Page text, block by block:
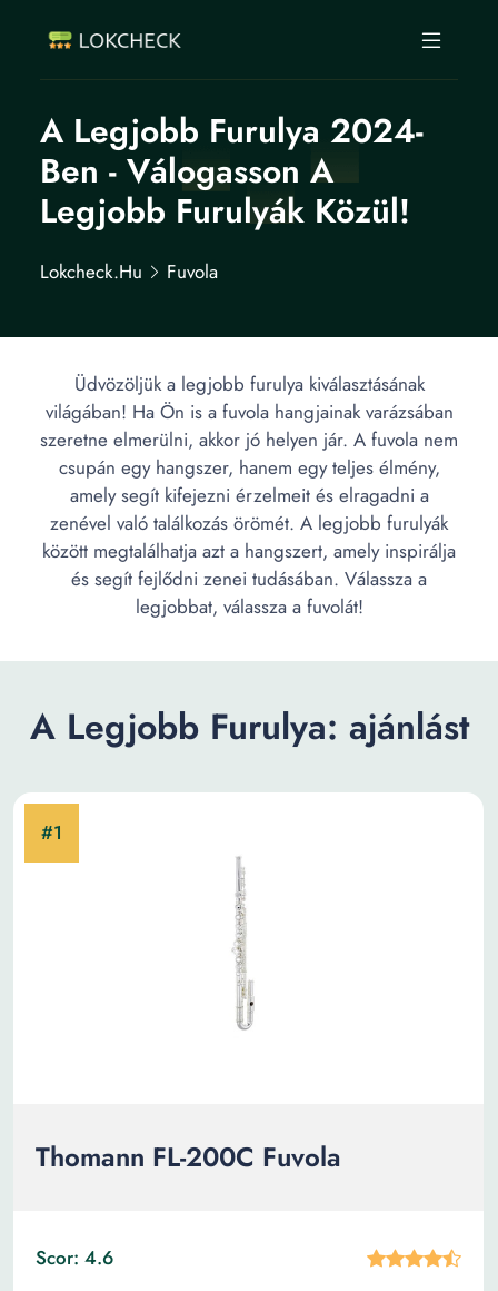
A Legjobb Furulya 2024-
Ben - Válogasson A
Legjobb Furulyák Közül!
Lokcheck.hu Fuvola
Üdvözöljük a legjobb furulya kiválasztásának
világában! Ha Ön is a fuvola hangjainak varázsában
szeretne elmerülni, akkor jó helyen jár. A fuvola nem
csupán egy hangszer, hanem egy teljes élmény,
amely segít kifejezni érzelmeit és elragadni a
zenével való találkozás örömét. A legjobb furulyák
között megtalálhatja azt a hangszert, amely inspirálja
és segít fejlődni zenei tudásában. Válassza a
legjobbat, válassza a fuvolát!
A Legjobb Furulya: ajánlást
Thomann FL-200C Fuvola
Scor: 4.6